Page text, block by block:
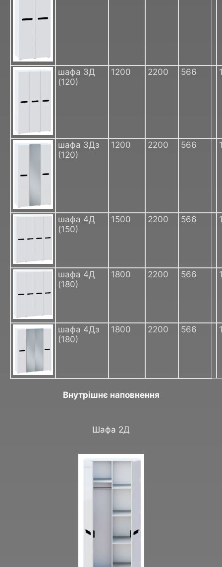
шафа 3Д
(120)
1200 2200 566
шафа 3Дз
(120)
1200 2200 566
шафа 4Д
(150)
1500 2200 566
шафа 4Д
(180)
1800 2200 566
шафа 4Дз
(180)
1800 2200 566
Внутрішнє наповнення
Шафа 2Д